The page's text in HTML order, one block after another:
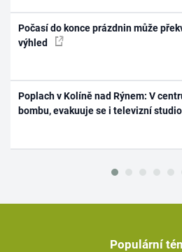
Počasí do konce prázdnin může
výhled
Poplach v Kolíně nad Rýnem: V
bombu, evakuuje se i televizní studio
Populární